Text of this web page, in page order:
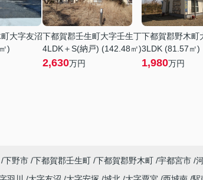
大字友沼
)
下都賀郡壬生町大字壬生丁
4LDK＋S(納戸) (142.48㎡)
2,630万円
下都賀郡野木町
3LDK (81.57㎡)
1,980万円
下野市 下都賀郡壬生町 下都賀郡野木町 宇都宮市